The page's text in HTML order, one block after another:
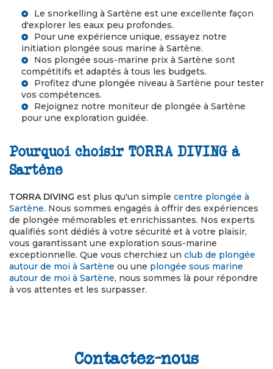
Le snorkelling à Sartène est une excellente façon
d'explorer les eaux peu profondes.
Pour une expérience unique, essayez notre
initiation plongée sous marine à Sartène.
Nos plongée sous-marine prix à Sartène sont
compétitifs et adaptés à tous les budgets.
Profitez d'une plongée niveau à Sartène pour tester
vos compétences.
Rejoignez notre moniteur de plongée à Sartène
pour une exploration guidée.
Pourquoi choisir TORRA DIVING à
Sartène
TORRA DIVING est plus qu'un simple centre plongée à
Sartène. Nous sommes engagés à offrir des expériences
de plongée mémorables et enrichissantes. Nos experts
qualifiés sont dédiés à votre sécurité et à votre plaisir,
vous garantissant une exploration sous-marine
exceptionnelle. Que vous cherchiez un club de plongée
autour de moi à Sartène ou une plongée sous marine
autour de moi à Sartène, nous sommes là pour répondre
à vos attentes et les surpasser.
Contactez-nous